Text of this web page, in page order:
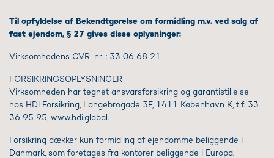
Til opfyldelse af Bekendtgørelse om formidling m.v. ved salg af
fast ejendom, § 27 gives disse oplysninger:
Virksomhedens CVR-nr. : 33 06 68 21
FORSIKRINGSOPLYSNINGER
Virksomheden har tegnet ansvarsforsikring og garantistillelse
hos HDI Forsikring, Langebrogade 3F, 1411 København K, tlf. 33
36 95 95, www.hdi.global.
Forsikring dækker kun formidling af ejendomme beliggende i
Danmark, som foretages fra kontorer beliggende i Europa.